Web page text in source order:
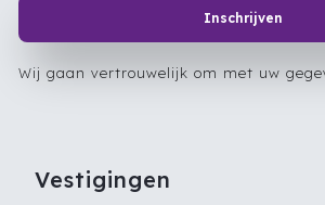
Vestigingen
Inschrijven
Wij gaan vertrouwelijk om met uw